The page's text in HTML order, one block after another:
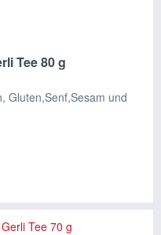
Tee 80 g
Gluten,Senf,Sesam und